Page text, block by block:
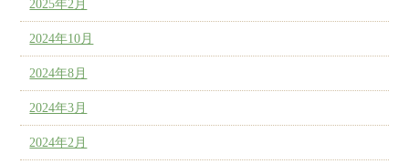
2025年2月
2024年10月
2024年8月
2024年3月
2024年2月